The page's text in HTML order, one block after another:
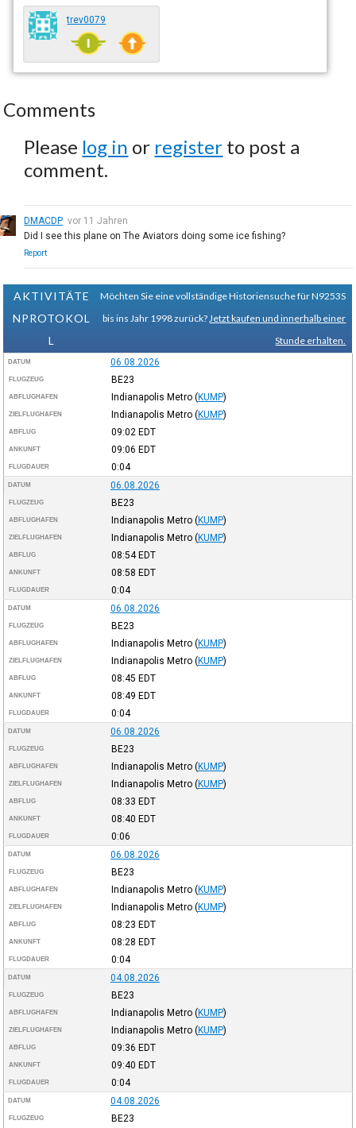
trev0079
Comments
Please log in or register to post a
comment.
DMACDP vor 11 Jahren
Did I see this plane on The Aviators doing some ice fishing?
Report
AKTIVITÄTE
NPROTOKOL
L
Möchten Sie eine vollständige Historiensuche für N9253S
bis ins Jahr 1998 zurück?Jetzt kaufen und innerhalb einer
Stunde erhalten.
DATUM 06.08.2026
FLUGZEUG BE23
ABFLUGHAFEN Indianapolis Metro (KUMP)
ZIELFLUGHAFEN Indianapolis Metro (KUMP)
ABFLUG 09:02 EDT
ANKUNFT 09:06 EDT
FLUGDAUER 0:04
DATUM 06.08.2026
FLUGZEUG BE23
ABFLUGHAFEN Indianapolis Metro (KUMP)
ZIELFLUGHAFEN Indianapolis Metro (KUMP)
ABFLUG 08:54 EDT
ANKUNFT 08:58 EDT
FLUGDAUER 0:04
DATUM 06.08.2026
FLUGZEUG BE23
ABFLUGHAFEN Indianapolis Metro (KUMP)
ZIELFLUGHAFEN Indianapolis Metro (KUMP)
ABFLUG 08:45 EDT
ANKUNFT 08:49 EDT
FLUGDAUER 0:04
DATUM 06.08.2026
FLUGZEUG BE23
ABFLUGHAFEN Indianapolis Metro (KUMP)
ZIELFLUGHAFEN Indianapolis Metro (KUMP)
ABFLUG 08:33 EDT
ANKUNFT 08:40 EDT
FLUGDAUER 0:06
DATUM 06.08.2026
FLUGZEUG BE23
ABFLUGHAFEN Indianapolis Metro (KUMP)
ZIELFLUGHAFEN Indianapolis Metro (KUMP)
ABFLUG 08:23 EDT
ANKUNFT 08:28 EDT
FLUGDAUER 0:04
DATUM 04.08.2026
FLUGZEUG BE23
ABFLUGHAFEN Indianapolis Metro (KUMP)
ZIELFLUGHAFEN Indianapolis Metro (KUMP)
ABFLUG 09:36 EDT
ANKUNFT 09:40 EDT
FLUGDAUER 0:04
DATUM 04.08.2026
FLUGZEUG BE23